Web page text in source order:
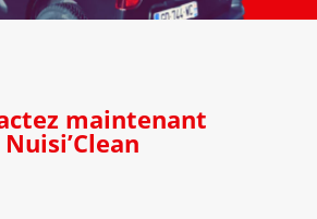
maintenant
Nuisi’Clean